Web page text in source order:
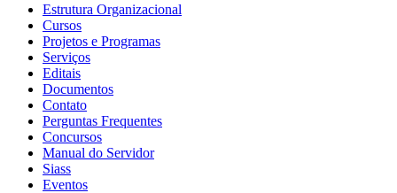
Estrutura Organizacional
Cursos
Projetos e Programas
Serviços
Editais
Documentos
Contato
Perguntas Frequentes
Concursos
Manual do Servidor
Siass
Eventos